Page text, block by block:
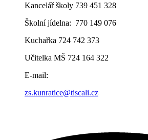
Kancelář školy 739 451 328
Školní jídelna: 770 149 076
Kuchařka 724 742 373
Učitelka MŠ 724 164 322
E-mail:
zs.kunratice@tiscali.cz